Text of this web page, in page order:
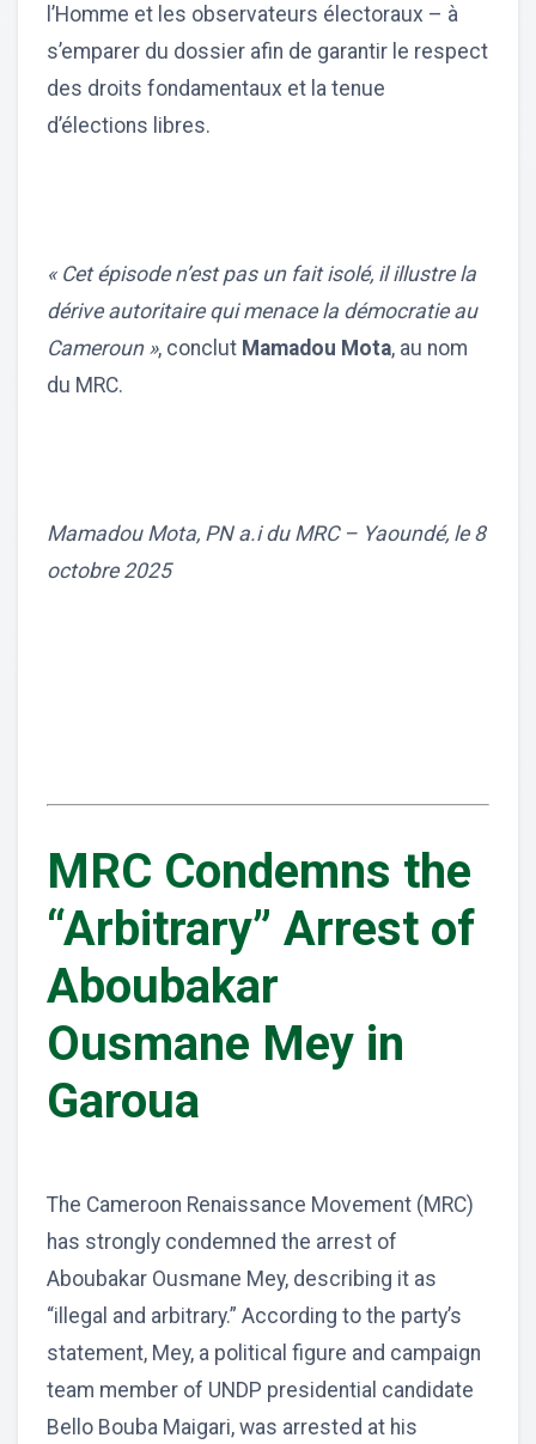
l’Homme et les observateurs électoraux – à
s’emparer du dossier afin de garantir le respect
des droits fondamentaux et la tenue
d’élections libres.
« Cet épisode n’est pas un fait isolé, il illustre la
dérive autoritaire qui menace la démocratie au
Cameroun », conclut Mamadou Mota, au nom
du MRC.
Mamadou Mota, PN a.i du MRC – Yaoundé, le 8
octobre 2025
MRC Condemns the
“Arbitrary” Arrest of
Aboubakar
Ousmane Mey in
Garoua
The Cameroon Renaissance Movement (MRC)
has strongly condemned the arrest of
Aboubakar Ousmane Mey, describing it as
“illegal and arbitrary.” According to the party’s
statement, Mey, a political figure and campaign
team member of UNDP presidential candidate
Bello Bouba Maigari, was arrested at his